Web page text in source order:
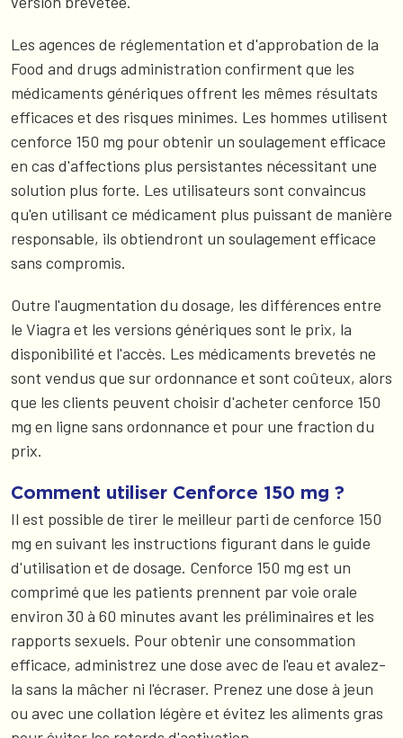
Les agences de réglementation et d'approbation de la
Food and drugs administration confirment que les
médicaments génériques offrent les mêmes résultats
efficaces et des risques minimes. Les hommes utilisent
cenforce 150 mg pour obtenir un soulagement efficace
en cas d'affections plus persistantes nécessitant une
solution plus forte. Les utilisateurs sont convaincus
qu'en utilisant ce médicament plus puissant de manière
responsable, ils obtiendront un soulagement efficace
sans compromis.
Outre l'augmentation du dosage, les différences entre
le Viagra et les versions génériques sont le prix, la
disponibilité et l'accès. Les médicaments brevetés ne
sont vendus que sur ordonnance et sont coûteux, alors
que les clients peuvent choisir d'acheter cenforce 150
mg en ligne sans ordonnance et pour une fraction du
prix.
Comment utiliser Cenforce 150 mg ?
Il est possible de tirer le meilleur parti de cenforce 150
mg en suivant les instructions figurant dans le guide
d'utilisation et de dosage. Cenforce 150 mg est un
comprimé que les patients prennent par voie orale
environ 30 à 60 minutes avant les préliminaires et les
rapports sexuels. Pour obtenir une consommation
efficace, administrez une dose avec de l'eau et avalez-
la sans la mâcher ni l'écraser. Prenez une dose à jeun
ou avec une collation légère et évitez les aliments gras